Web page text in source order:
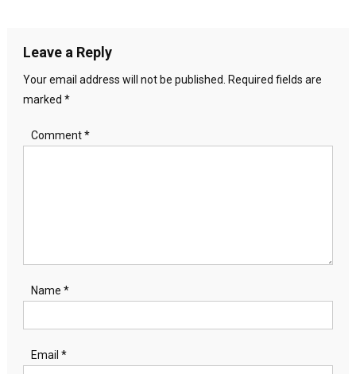
Leave a Reply
Your email address will not be published.
Required fields are
marked *
Comment*
Name *
Email *